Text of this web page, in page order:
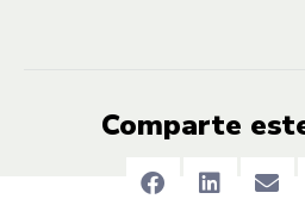
Comparte